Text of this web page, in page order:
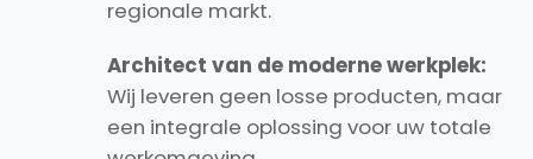
regionale markt.
Architect van de moderne werkplek:
Wij leveren geen losse producten, maar
een integrale oplossing voor uw totale